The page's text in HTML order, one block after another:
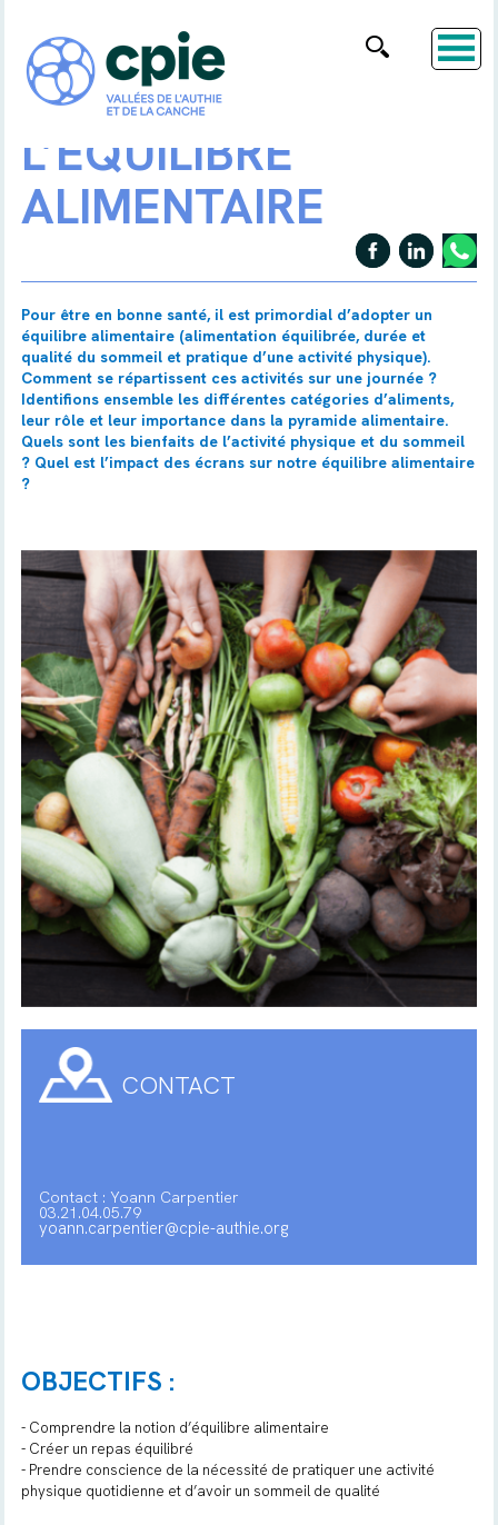
L’ÉQUILIBRE
ALIMENTAIRE
Pour être en bonne santé, il est primordial d’adopter un
équilibre alimentaire (alimentation équilibrée, durée et
qualité du sommeil et pratique d’une activité physique).
Comment se répartissent ces activités sur une journée ?
Identifions ensemble les différentes catégories d’aliments,
leur rôle et leur importance dans la pyramide alimentaire.
Quels sont les bienfaits de l’activité physique et du sommeil
? Quel est l’impact des écrans sur notre équilibre alimentaire
?
CONTACT
Contact : Yoann Carpentier
03.21.04.05.79
yoann.carpentier@cpie-authie.org
OBJECTIFS :
- Comprendre la notion d’équilibre alimentaire
- Créer un repas équilibré
- Prendre conscience de la nécessité de pratiquer une activité
physique quotidienne et d’avoir un sommeil de qualité